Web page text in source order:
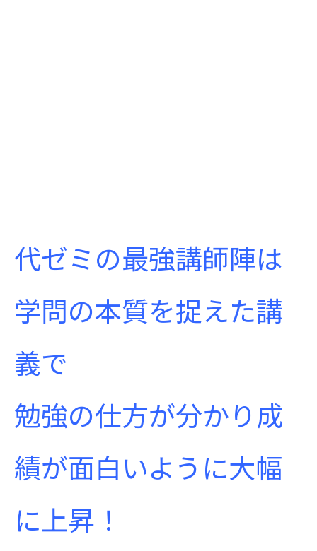
代ゼミの最強講師陣は
学問の本質を捉えた講
義で
勉強の仕方が分かり成
績が面白いように大幅
に上昇！